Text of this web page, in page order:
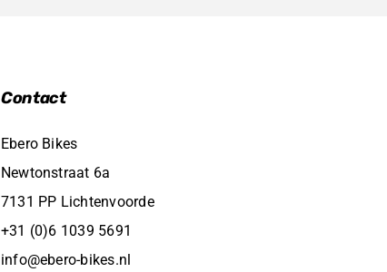
Contact
Ebero Bikes
Newtonstraat 6a
7131 PP Lichtenvoorde
+31 (0)6 1039 5691
info@ebero-bikes.nl